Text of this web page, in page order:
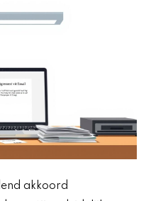
akkoord